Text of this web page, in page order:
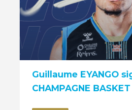
Guillaume EYANGO
CHAMPAGNE BASKET